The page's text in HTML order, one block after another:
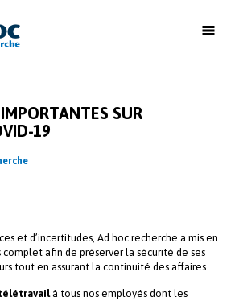
SUR
19
et d’incertitudes, Ad hoc recherche a mis en
complet afin de préserver la sécurité de ses
tout en assurant la continuité des affaires.
à tous nos employés dont les